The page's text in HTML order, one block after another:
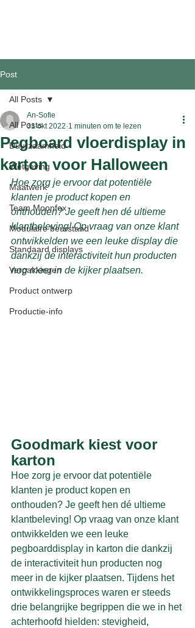
Post
All Posts
Duurzaamheid
Wetgeving
Maatwerk
Team Moonfox
Modulaire beurstand
Standaard displays
Verpakkingen
Product ontwerp
Productie-info
All Posts
Pegboard vloerdisplay in
karton voor Halloween
An-Sofie
31 okt 2022 1 minuten om te lezen
Hoe zorg je ervoor dat potentiële
klanten je product kopen en
onthouden? Je geeft hen dé ultieme
klantbeleving! Op vraag van onze klant
ontwikkelden we een leuke display die
dankzij de interactiviteit hun producten
nog meer in de kijker plaatsen.
Goodmark kiest voor
karton
Hoe zorg je ervoor dat potentiële
klanten je product kopen en
onthouden? Je geeft hen dé ultieme
klantbeleving! Op vraag van onze klant
ontwikkelden we een leuke
pegboarddisplay in karton die dankzij
de interactiviteit hun producten nog
meer in de kijker plaatsen. Tijdens het
ontwikkelingsproces waren er steeds
drie belangrijke begrippen die we in het
achterhoofd hielden: stevigheid,